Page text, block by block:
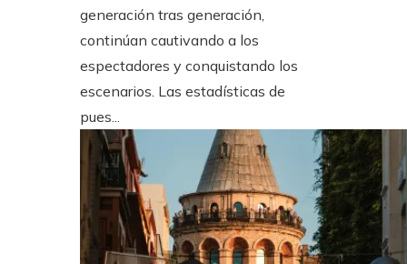
generación tras generación,
continúan cautivando a los
espectadores y conquistando los
escenarios. Las estadísticas de
pues...